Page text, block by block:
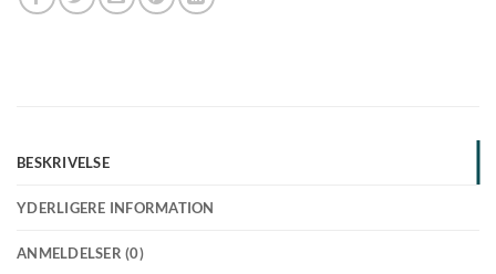
BESKRIVELSE
YDERLIGERE INFORMATION
ANMELDELSER (0)